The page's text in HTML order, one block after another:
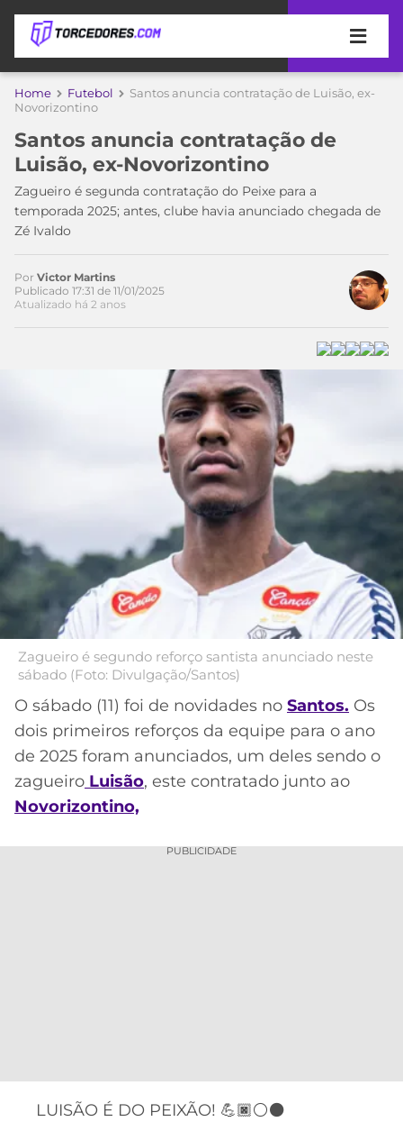
APOSTAS
DE
APOSTA
MELHORES
SITES
DE
APOSTAS
2026
INDICAÇÃO
CÓDIGO
BETANO
MELHORES
APPS
DE
APOSTAS
CASSINOS
ONLINE
MELHORES
CASSINOS
2026
COPA
DO
MUNDO
MEU
TIME
CORINTHIANS
SANTOS
FLAMENGO
FLUMINENSE
BOTAFOGO
VASCO
INTERNACIONAL
GRÊMIO
CAMPEONATOS
LIBERTADORES
BRASIL
PREMIER
LEAGUE
COPA
SUL-
AMERICANA
LIGA
DOS
CAMPEÕES
Home Futebol
Santos anuncia contratação de Luisão, ex-
Novorizontino
Santos anuncia contratação de
Luisão, ex-Novorizontino
Zagueiro é segunda contratação do Peixe para a
temporada 2025; antes, clube havia anunciado chegada de
Zé Ivaldo
Por Victor Martins
Publicado 17:31 de 11/01/2025
Atualizado há 2 anos
Zagueiro é segundo reforço santista anunciado neste
sábado (Foto: Divulgação/Santos)
O sábado (11) foi de novidades no Santos. Os
dois primeiros reforços da equipe para o ano
de 2025 foram anunciados, um deles sendo o
zagueiro Luisão, este contratado junto ao
Novorizontino,
PUBLICIDADE
LUISÃO É DO PEIXÃO! 💪🏿⚪⚫